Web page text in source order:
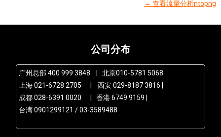
→ 查看流量分析ntopng
公司分布
广州总部 400 999 3848 | 北京010-5781 5068
上海 021-6728 2705 | 西安 029-8187 3816 |
成都 028-6391 0020 | 香港 6749 9159 |
台湾 0901299121 / 03-3589488